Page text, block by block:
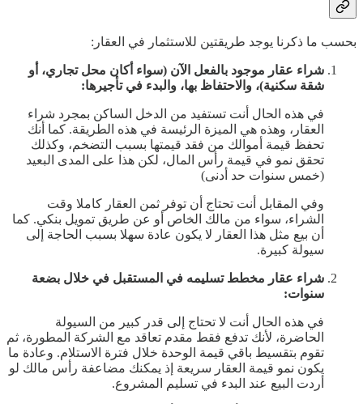
بحسب ما ذكرنا يوجد طريقتين للاستثمار في العقار:
شراء عقار موجود بالفعل الآن (سواء أكان محل تجاري، أو
شقة سكنية)، والاحتفاظ بها، والبدء في تأجيرها:
في هذه الحال أنت تستفيد من الدخل الساكن بمجرد شراء
العقار، وهذه هي الميزة الرئيسة في هذه الطريقة. كما أنك
تحفظ قيمة أموالك من فقد قيمتها بسبب التضخم، وكذلك
تحقق نمو في قيمة رأس المال، لكن هذا على المدى البعيد
(خمس سنوات حد أدنى)
وفي المقابل أنت تحتاج أن توفر ثمن العقار كاملا وقت
الشراء، سواء من مالك الخاص أو عن طريق تمويل بنكي. كما
أن بيع مثل هذا العقار لا يكون عادة سهلا بسبب الحاجة إلى
سيولة كبيرة.
شراء عقار مخطط تسليمه في المستقبل في خلال بضعة
سنوات:
في هذه الحال أنت لا تحتاج إلى قدر كبير من السيولة
الحاضرة، لأنك تدفع فقط مقدم تعاقد مع الشركة المطورة، ثم
تقوم بتقسيط باقي قيمة الوحدة خلال فترة الاستلام. وعادة ما
يكون نمو قيمة العقار سريعة إذ يمكنك مضاعفة رأس مالك لو
أردت البيع عند البدء في تسليم المشروع.